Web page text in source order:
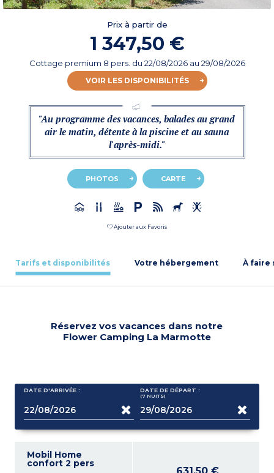
Prix à partir de
1 347,50 €
Cottage premium 8 pers. du 22/08/2026au 29/08/2026
VOIR LES DISPONIBILITÉS
"Au programme des vacances, balades au grand
air le matin, détente à la piscine et au sauna
l'après-midi."
PHOTOS CARTE
Ajouter aux Favoris
Tarifs et disponibilités Votre hébergement À faire
Réservez vos vacances dans notre
Flower Camping La Marmotte
DATE D'ARRIVÉE : DATE DE DÉPART :
(7 NUITS)
Mobil Home
confort 2 pers